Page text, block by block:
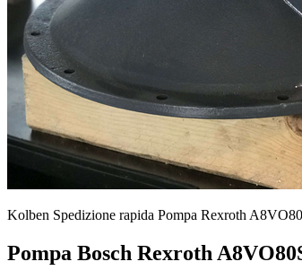
Kolben Spedizione rapida Pompa Rexroth
Pompa Bosch Rexroth